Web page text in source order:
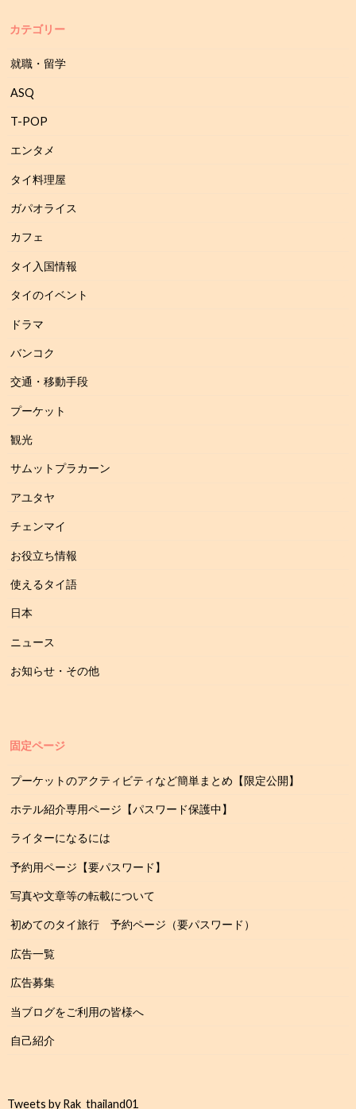
カテゴリー
就職・留学
ASQ
T-POP
エンタメ
タイ料理屋
ガパオライス
カフェ
タイ入国情報
タイのイベント
ドラマ
バンコク
交通・移動手段
プーケット
観光
サムットプラカーン
アユタヤ
チェンマイ
お役立ち情報
使えるタイ語
日本
ニュース
お知らせ・その他
固定ページ
プーケットのアクティビティなど簡単まとめ【限定公開】
ホテル紹介専用ページ【パスワード保護中】
ライターになるには
予約用ページ【要パスワード】
写真や文章等の転載について
初めてのタイ旅行 予約ページ（要パスワード）
広告一覧
広告募集
当ブログをご利用の皆様へ
自己紹介
Tweets by Rak_thailand01